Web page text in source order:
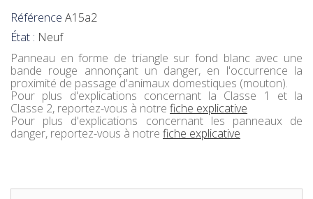
Référence A15a2
État : Neuf
Panneau en forme de triangle sur fond blanc avec une
bande rouge annonçant un danger, en l'occurrence la
proximité de passage d'animaux domestiques (mouton).
Pour plus d'explications concernant la Classe 1 et la
Classe 2, reportez-vous à notre fiche explicative
Pour plus d'explications concernant les panneaux de
danger, reportez-vous à notre fiche explicative